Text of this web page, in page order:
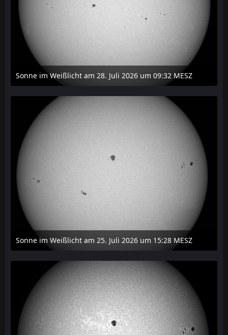
Sonne im Weißlicht am 28. Juli 2026 um 09:32 MESZ
31. Juli 2026 um 20:03
Sonne im Weißlicht am 25. Juli 2026 um 15:28 MESZ
27. Juli 2026 um 21:15